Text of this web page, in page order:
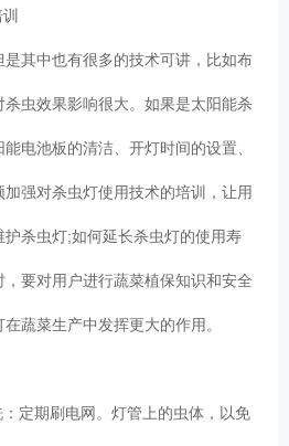
训
其中也有很多的技术可讲，比如布
虫效果影响很大。如果是太阳能杀
电池板的清洁、开灯时间的设置、
强对杀虫灯使用技术的培训，让用
护杀虫灯;如何延长杀虫灯的使用寿
要对用户进行蔬菜植保知识和安全
蔬菜生产中发挥更大的作用。
定期刷电网。灯管上的虫体，以免